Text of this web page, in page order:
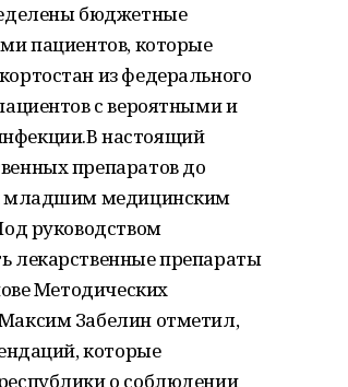
бюджетные
пациентов, которые
из федерального
с вероятными и
настоящий
препаратов до
младшим медицинским
руководством
лекарственные препараты
Методических
Забелин отметил,
которые
о соблюдении